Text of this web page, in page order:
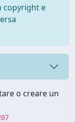
copyright e
o creare un